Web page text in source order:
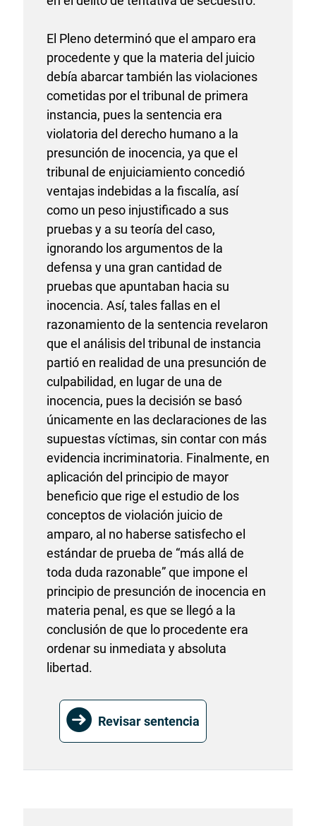
El Pleno determinó que el amparo era
procedente y que la materia del juicio
debía abarcar también las violaciones
cometidas por el tribunal de primera
instancia, pues la sentencia era
violatoria del derecho humano a la
presunción de inocencia, ya que el
tribunal de enjuiciamiento concedió
ventajas indebidas a la fiscalía, así
como un peso injustificado a sus
pruebas y a su teoría del caso,
ignorando los argumentos de la
defensa y una gran cantidad de
pruebas que apuntaban hacia su
inocencia. Así, tales fallas en el
razonamiento de la sentencia revelaron
que el análisis del tribunal de instancia
partió en realidad de una presunción de
culpabilidad, en lugar de una de
inocencia, pues la decisión se basó
únicamente en las declaraciones de las
supuestas víctimas, sin contar con más
evidencia incriminatoria. Finalmente, en
aplicación del principio de mayor
beneficio que rige el estudio de los
conceptos de violación juicio de
amparo, al no haberse satisfecho el
estándar de prueba de “más allá de
toda duda razonable” que impone el
principio de presunción de inocencia en
materia penal, es que se llegó a la
conclusión de que lo procedente era
ordenar su inmediata y absoluta
libertad.
Revisar sentencia